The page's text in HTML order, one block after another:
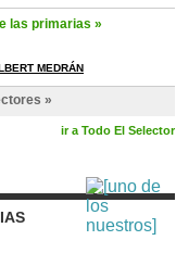
las primarias »
MEDRÁN
»
ir a Todo El Selector